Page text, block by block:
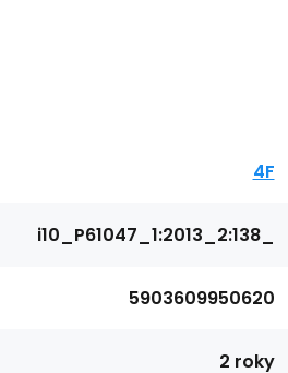
4F
i10_P61047_1:2013_2:138_
5903609950620
2 roky